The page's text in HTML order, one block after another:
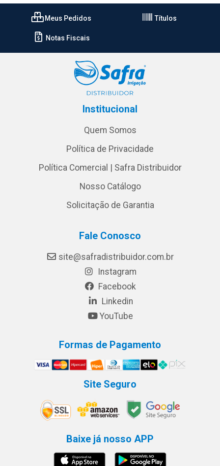
Meus Pedidos Títulos
Notas Fiscais
Institucional
Quem Somos
Política de Privacidade
Política Comercial | Safra Distribuidor
Nosso Catálogo
Solicitação de Garantia
Fale Conosco
site@safradistribuidor.com.br
Instagram
Facebook
Linkedin
YouTube
Formas de Pagamento
Site Seguro
Baixe já nosso APP